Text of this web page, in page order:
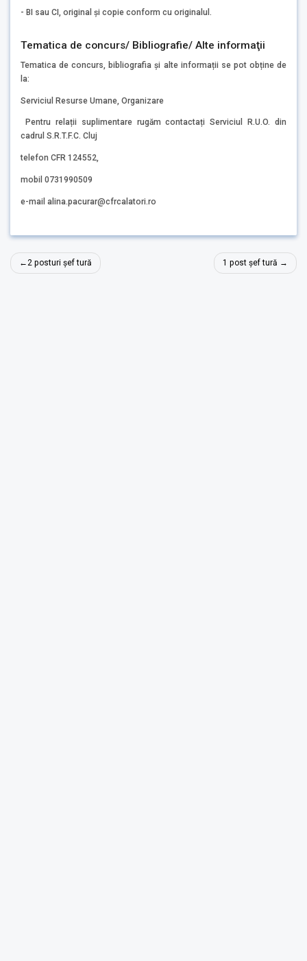
- BI sau CI, original și copie conform cu originalul.
Tematica de concurs/ Bibliografie/ Alte informaţii
Tematica de concurs, bibliografia și alte informații se pot obține de
la:
Serviciul Resurse Umane, Organizare
Pentru relații suplimentare rugăm contactați Serviciul R.U.O. din
cadrul S.R.T.F.C. Cluj
telefon CFR 124552,
mobil 0731990509
e-mail alina.pacurar@cfrcalatori.ro
Navigare
în
2 posturi șef tură 1 post șef tură